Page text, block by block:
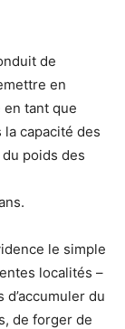
de
en
tant que
la capacité des
poids des
le simple
localités –
d’accumuler du
de forger de